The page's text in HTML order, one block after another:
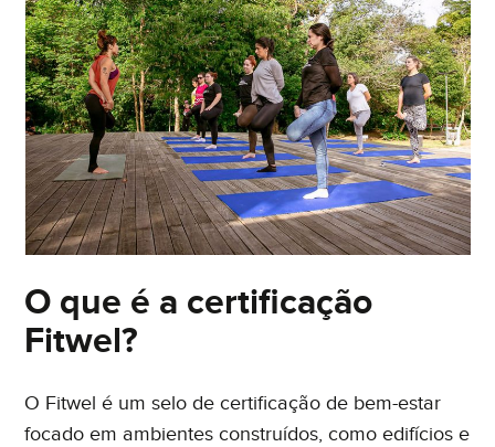
O que é a certificação
Fitwel?
O Fitwel é um selo de certificação de bem-estar
focado em ambientes construídos, como edifícios e